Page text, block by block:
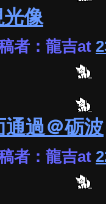
像
者：龍吉at
過＠砺波
者：龍吉at